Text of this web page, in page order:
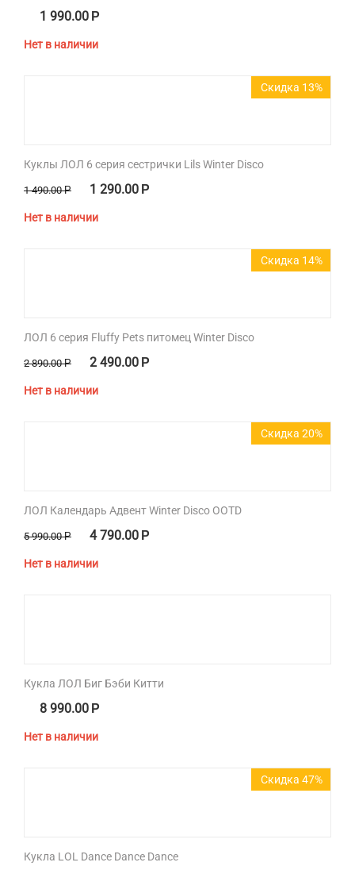
1 990.00 Р
Нет в наличии
Скидка 13%
Куклы ЛОЛ 6 серия сестрички Lils Winter Disco
1 490.00 Р 1 290.00 Р
Нет в наличии
Скидка 14%
ЛОЛ 6 серия Fluffy Pets питомец Winter Disco
2 890.00 Р 2 490.00 Р
Нет в наличии
Скидка 20%
ЛОЛ Календарь Адвент Winter Disco OOTD
5 990.00 Р 4 790.00 Р
Нет в наличии
Кукла ЛОЛ Биг Бэби Китти
8 990.00 Р
Нет в наличии
Скидка 47%
Кукла LOL Dance Dance Dance